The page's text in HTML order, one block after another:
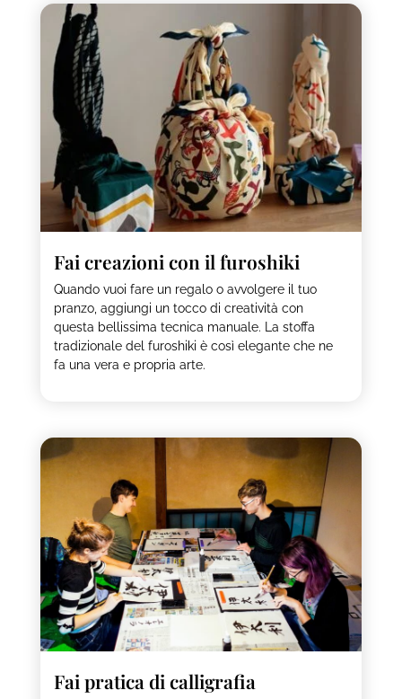
Fai creazioni con il furoshiki
Quando vuoi fare un regalo o avvolgere il tuo
pranzo, aggiungi un tocco di creatività con
questa bellissima tecnica manuale. La stoffa
tradizionale del furoshiki è così elegante che ne
fa una vera e propria arte.
Fai pratica di calligrafia